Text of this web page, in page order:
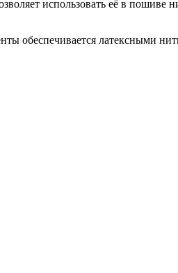
использовать её в
обеспечивается латексными